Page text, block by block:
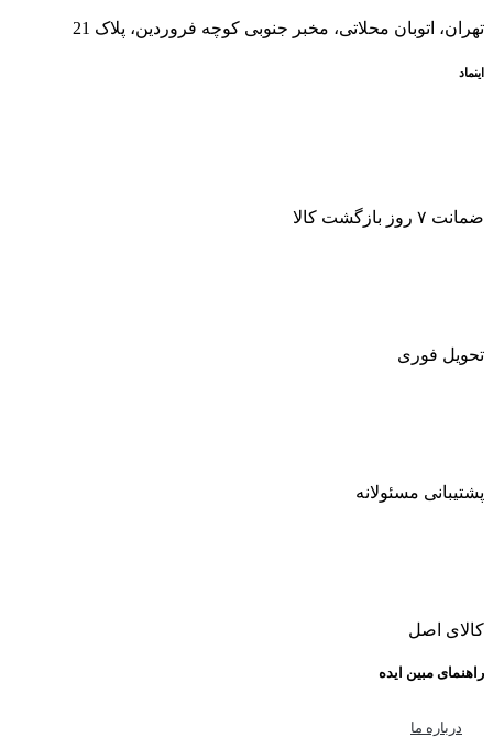
تهران، اتوبان محلاتی، مخبر جنوبی کوچه فروردین، پلاک 21
اینماد
ضمانت ۷ روز بازگشت کالا
تحویل فوری
پشتیبانی مسئولانه
کالای اصل
راهنمای مبین ایده
درباره ما